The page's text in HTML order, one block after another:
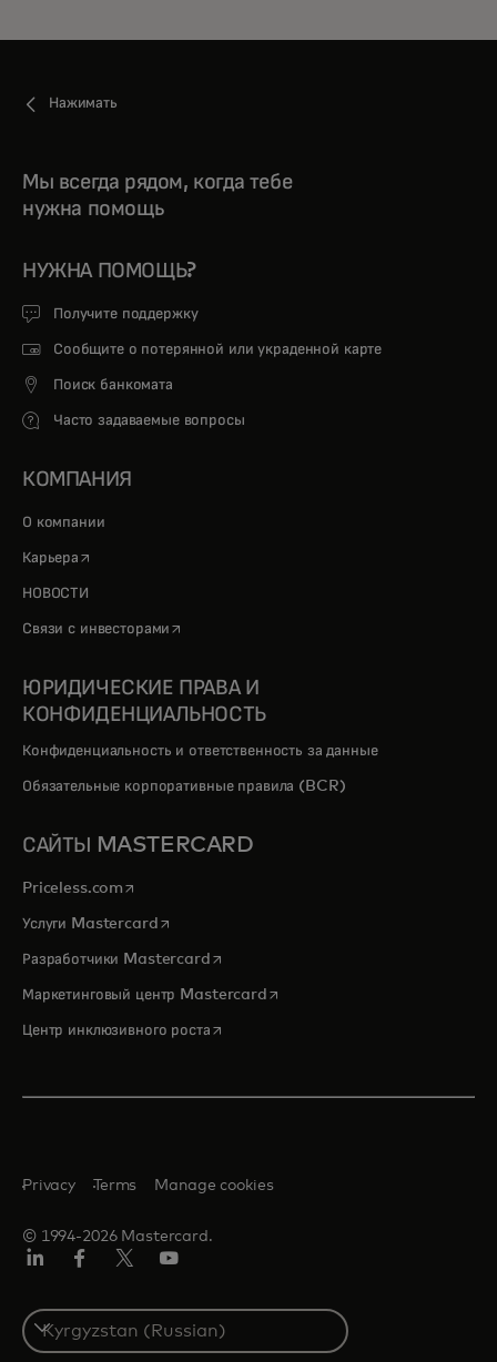
Нажимать
Мы всегда рядом, когда тебе
нужна помощь
НУЖНА ПОМОЩЬ?
Получите поддержку
Сообщите о потерянной или украденной карте
Поиск банкомата
Часто задаваемые вопросы
КОМПАНИЯ
О компании
Карьера opens in a new tab
НОВОСТИ
Связи с инвесторами opens in a new tab
ЮРИДИЧЕСКИЕ ПРАВА И
КОНФИДЕНЦИАЛЬНОСТЬ
Конфиденциальность и ответственность за данные
Обязательные корпоративные правила (BCR)
САЙТЫ MASTERCARD
Priceless.com opens in a new tab
Услуги Mastercardopens in a new tab
Разработчики Mastercardopens in a new tab
Маркетинговый центр Mastercardopens in a new tab
Центр инклюзивного ростаopens in a new tab
© 1994-2026 Mastercard.
Privacy Terms Manage cookies
Select
a
country